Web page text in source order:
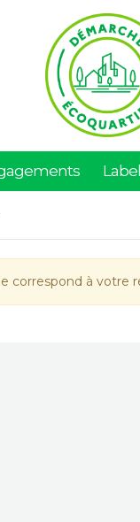
Label
correspond à votre